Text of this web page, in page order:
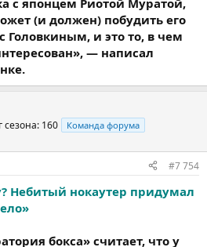
с японцем Риотой Муратой,
(и должен) побудить его
Головкиным, и это то, в чем
— написал
сезона: 160 Команда форума
#7 754
Небитый нокаутер придумал
бокса» считает, что у